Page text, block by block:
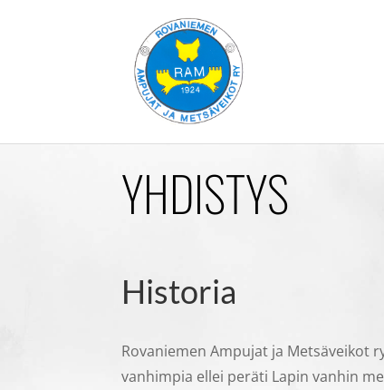
YHDISTYS
Historia
Rovaniemen Ampujat ja Metsäveikot
vanhimpia ellei peräti Lapin vanhin